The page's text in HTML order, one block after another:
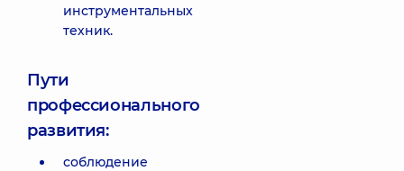
инструментальных
техник.
Пути
профессионального
развития:
соблюдение